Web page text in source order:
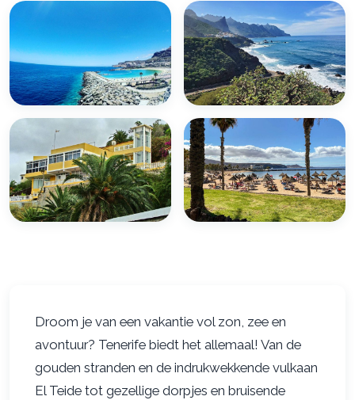
Hotels &
accommodaties
De beste hotelgebieden
per regio
Activiteiten &
excursies
Teide, whale watching,
waterparken
Droom je van een vakantie vol zon, zee en
avontuur? Tenerife biedt het allemaal! Van de
gouden stranden en de indrukwekkende vulkaan
El Teide tot gezellige dorpjes en bruisende